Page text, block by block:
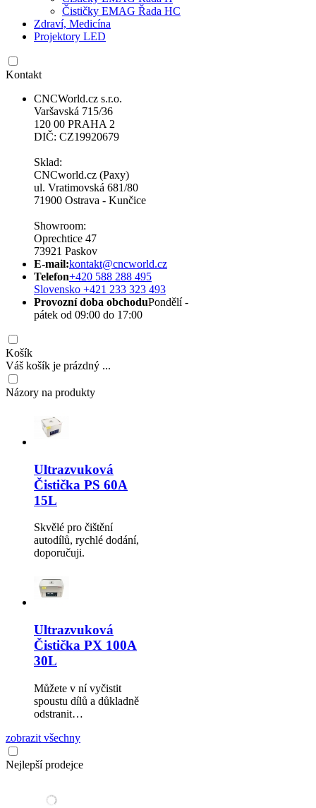
Čističky EMAG Řada HC
Zdraví, Medicína
Projektory LED
Kontakt
CNCWorld.cz s.r.o.
Varšavská 715/36
120 00 PRAHA 2
DIČ: CZ19920679
Sklad:
CNCworld.cz (Paxy)
ul. Vratimovská 681/80
71900 Ostrava - Kunčice
Showroom:
Oprechtice 47
73921 Paskov
E-mail:kontakt@cncworld.cz
Telefon+420 588 288 495
Slovensko +421 233 323 493
Provozní doba obchoduPondělí -
pátek od 09:00 do 17:00
Košík
Váš košík je prázdný ...
Názory na produkty
Ultrazvuková
Čistička PS 60A
15L
Skvělé pro čištění
autodílů, rychlé dodání,
doporučuji.
Ultrazvuková
Čistička PX 100A
30L
Můžete v ní vyčistit
spoustu dílů a důkladně
odstranit…
zobrazit všechny
Nejlepší prodejce